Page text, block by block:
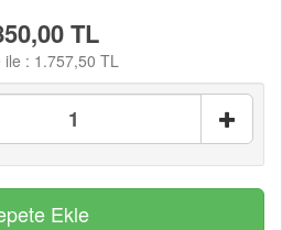
TL
ile : 1.757,50 TL